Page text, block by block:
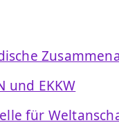
und EKKW
für